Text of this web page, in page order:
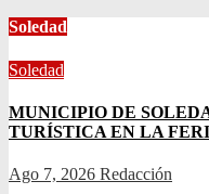
Soledad
Soledad
MUNICIPIO DE
TURÍSTICA EN LA
Ago 7, 2026 Redacción